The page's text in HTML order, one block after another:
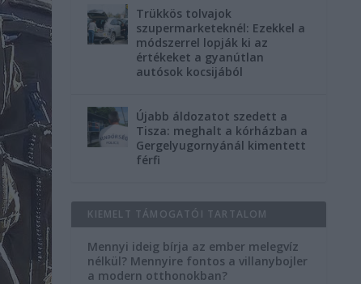
Trükkös tolvajok
szupermarketeknél: Ezekkel a
módszerrel lopják ki az
értékeket a gyanútlan
autósok kocsijából
Újabb áldozatot szedett a
Tisza: meghalt a kórházban a
Gergelyugornyánál kimentett
férfi
KIEMELT TÁMOGATÓI TARTALOM
Mennyi ideig bírja az ember melegvíz
nélkül? Mennyire fontos a villanybojler
a modern otthonokban?